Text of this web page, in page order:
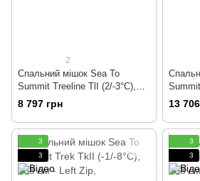
2
Спальний мішок Sea To
Summit Treeline TlI (2/-3°C),
183 см - Left Zip, Black (STS
8 797 грн
см -
(STS
13
3
3
3
3